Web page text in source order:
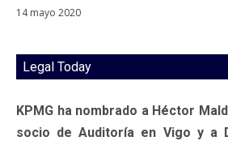
14 mayo 2020
Legal Today
KPMG ha nombrado a Héctor
socio de Auditoría en Vigo y a